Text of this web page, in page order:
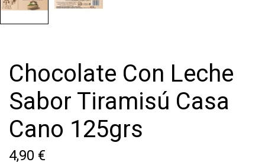
Chocolate Con Leche
Sabor Tiramisú Casa
Cano 125grs
4,90 €